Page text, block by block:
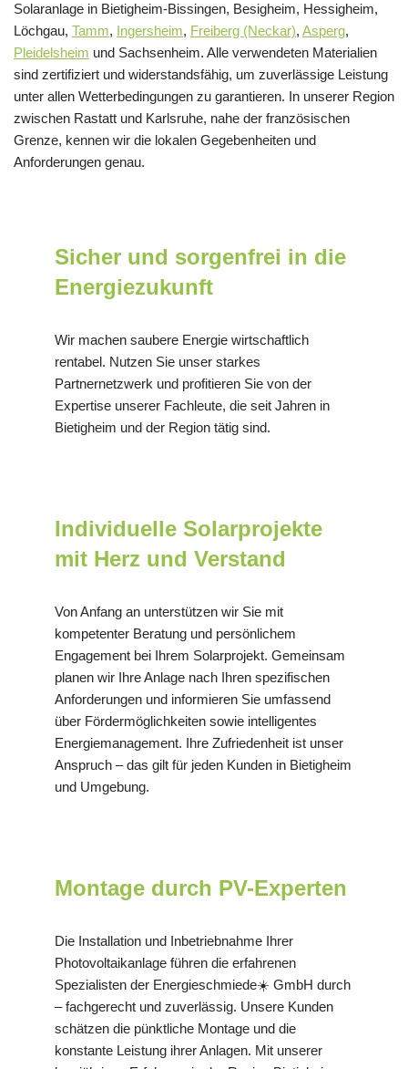
Solaranlage in Bietigheim-Bissingen, Besigheim, Hessigheim,
Löchgau, Tamm, Ingersheim, Freiberg (Neckar), Asperg,
Pleidelsheim und Sachsenheim. Alle verwendeten Materialien
sind zertifiziert und widerstandsfähig, um zuverlässige Leistung
unter allen Wetterbedingungen zu garantieren. In unserer Region
zwischen Rastatt und Karlsruhe, nahe der französischen
Grenze, kennen wir die lokalen Gegebenheiten und
Anforderungen genau.
Sicher und sorgenfrei in die
Energiezukunft
Wir machen saubere Energie wirtschaftlich
rentabel. Nutzen Sie unser starkes
Partnernetzwerk und profitieren Sie von der
Expertise unserer Fachleute, die seit Jahren in
Bietigheim und der Region tätig sind.
Individuelle Solarprojekte
mit Herz und Verstand
Von Anfang an unterstützen wir Sie mit
kompetenter Beratung und persönlichem
Engagement bei Ihrem Solarprojekt. Gemeinsam
planen wir Ihre Anlage nach Ihren spezifischen
Anforderungen und informieren Sie umfassend
über Fördermöglichkeiten sowie intelligentes
Energiemanagement. Ihre Zufriedenheit ist unser
Anspruch – das gilt für jeden Kunden in Bietigheim
und Umgebung.
Montage durch PV-Experten
Die Installation und Inbetriebnahme Ihrer
Photovoltaikanlage führen die erfahrenen
Spezialisten der Energieschmiede☀️ GmbH durch
– fachgerecht und zuverlässig. Unsere Kunden
schätzen die pünktliche Montage und die
konstante Leistung ihrer Anlagen. Mit unserer